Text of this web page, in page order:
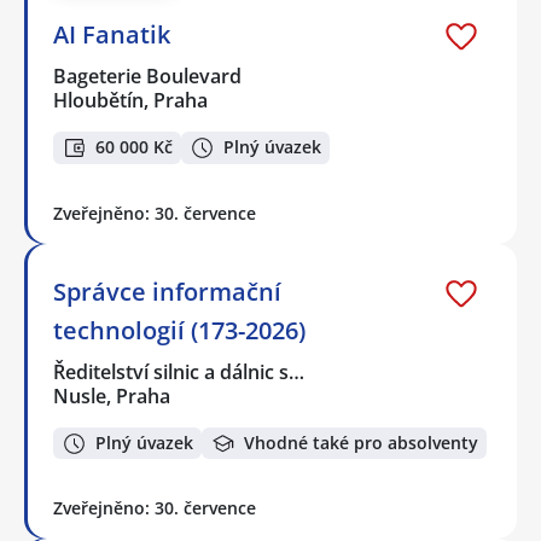
AI Fanatik
Bageterie Boulevard
Hloubětín, Praha
60 000 Kč Plný úvazek
Zveřejněno: 30. července
Správce informační
technologií (173-2026)
Ředitelství silnic a dálnic s…
Nusle, Praha
Plný úvazek Vhodné také pro absolventy
Zveřejněno: 30. července